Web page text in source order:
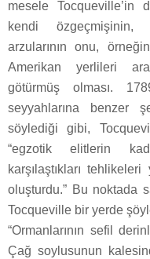
mesele Tocqueville’in
kendi özgeçmişinin,
arzularının onu,
Amerikan yerlileri
götürmüş olması.
seyyahlarına benzer
söylediği gibi,
“egzotik elitlerin
karşılaştıkları tehlikeleri
oluşturdu.” Bu noktada
Tocqueville bir yerde
“Ormanlarının sefil
Çağ soylusunun